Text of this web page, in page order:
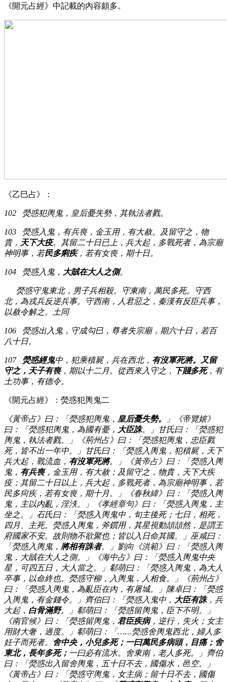
《開元占經》中記載的內容頗多。
《乙巳占》：
102 熒惑犯輿鬼，皇后憂失勢，其執法者戮。
103 熒惑入鬼，有兵喪，金玉用，有大赦。及留守之，物
貴， 天下大疫。其留二十日已上，兵大起，多戰死者，為宗廟
神明事，若民多痢疾，若有女喪，期十日。
104 熒惑入鬼， 大賊在大人之側。
熒惑守鬼東北，男子兵相殺。守東南，萬民多死。守西
北，為戎兵反逆兵事。守西南，人君惡之，秦漢有反臣兵事，
以赦令解之。土同
106 熒惑出入鬼，守成勾巳，尊者失宗廟，期六十日，若百
八十日。
107 熒惑經鬼中，犯乘積屍，兵在西北， 有沒軍死將。又留
守之，天子有喪，期以十二月。從西來入守之， 下賤多死，有
土功事，有德令。
《開元占經》：熒惑犯輿鬼二
《黃帝占》曰：「熒惑犯輿鬼， 皇后憂失勢。
」《帝覽嬉》
曰：「熒惑犯輿鬼，為國有憂， 大臣誅。」甘氏曰：「熒惑犯
輿鬼，執法者戮。」《荊州占》曰：「熒惑犯輿鬼，忠臣戮
死，皆不出一年中。」甘氏曰：「熒惑入輿鬼，犯積屍，天下
兵大起，戰流血， 有沒軍死將。」《黃帝占》曰：「熒惑入輿
鬼， 有兵喪，金玉用，有大赦；及留守之，物貴，天下大疾
疫；其留二十日以上，兵大起，多戰死者，為宗廟神明事，若
民多疴疾，若有女喪，期十月。」《春秋緯》曰：「熒惑入輿
鬼，主以內亂，淫泆。」《孝經章句》曰：「熒惑入輿鬼，主
坐之。」石氏曰：「熒惑入輿鬼中，旬主後死；七日，相死，
四月、主死。熒惑入輿鬼，斧鑕用，其星視動頡頡然，是謂王
府國家不安。故則物不欲聚也；皆以入日命其國。」巫咸曰：
「熒惑入輿鬼， 將相有誅者。」劉向《洪範》曰：「熒惑入輿
鬼，大賊在大人之側。」《海中占》曰：「熒惑入輿鬼中央
星，可四五日，大人當之。」郗萌曰：「熒惑入輿鬼，為大人
卒事，以命終也。熒惑守柳，入輿鬼，人相食。」《荊州占》
曰：「熒惑入輿鬼，為亂臣在內，有屠城。」陳卓曰：「熒惑
入輿鬼，有金錢令。」齊伯曰：「熒惑入鬼中， 大臣有誅，兵
大起， 白骨滿野。」郗萌曰：「熒惑留輿鬼，臣下不明。」
《南官候》曰：「熒惑留輿鬼， 君臣疾病，逆行，失火；女主
用財大奢，過度。」郗萌曰：「……熒惑舍輿鬼西北，婦人多
妊子而死者。
舍中央，小兒多死；一曰萬民多病頭，目痛；舍
東北，長年多死； 一曰必有流水。舍東南，老人多死。」齊伯
曰：「熒惑出入留舍輿鬼，五十日不去，國傷水，邑空。」
《黃帝占》曰：「熒惑守輿鬼，女主病；留十日不去，國傷